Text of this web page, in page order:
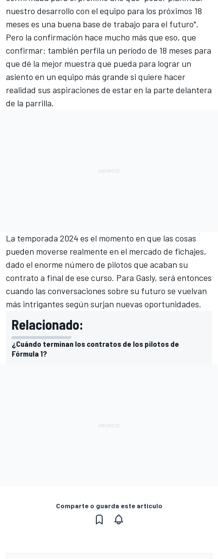
nuestro desarrollo con el equipo para los próximos 18
meses es una buena base de trabajo para el futuro".
Pero la confirmación hace mucho más que eso, que
confirmar: también perfila un período de 18 meses para
que dé la mejor muestra que pueda para lograr un
asiento en un equipo más grande si quiere hacer
realidad sus aspiraciones de estar en la parte delantera
de la parrilla.
La temporada 2024 es el momento en que las cosas
pueden moverse realmente en el mercado de fichajes,
dado el enorme número de pilotos que acaban su
contrato a final de ese curso. Para Gasly, será entonces
cuando las conversaciones sobre su futuro se vuelvan
más intrigantes según surjan nuevas oportunidades.
Relacionado:
¿Cuándo terminan los contratos de los pilotos de
Fórmula 1?
Comparte o guarda este artículo